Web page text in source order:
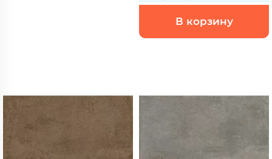
В корзину